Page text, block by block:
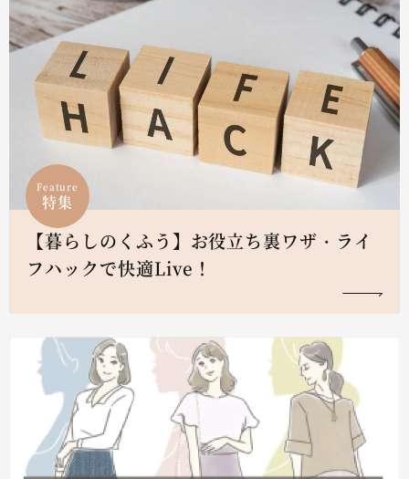
Feature
特集
【暮らしのくふう】お役立ち裏ワザ・ライ
フハックで快適Live！